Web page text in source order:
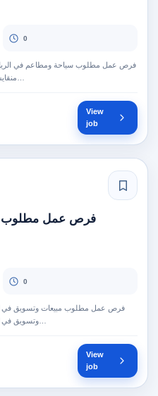
0
فرص عمل مطلوب سياحة ومطاعم في
View
job
فرص عمل مطلوب
0
فرص عمل مطلوب مبيعات وتسويق في
View
job